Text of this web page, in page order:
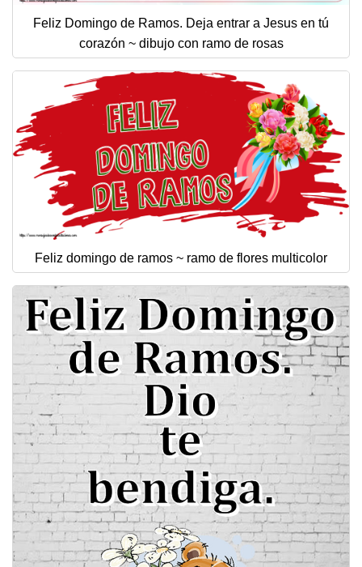
Feliz Domingo de Ramos. Deja entrar a Jesus en tú
corazón ~ dibujo con ramo de rosas
Feliz domingo de ramos ~ ramo de flores multicolor